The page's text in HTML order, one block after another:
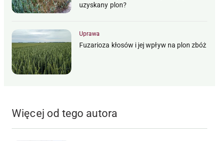
uzyskany plon?
Uprawa
Fuzarioza kłosów i jej wpływ na plon zbóż
Więcej od tego autora